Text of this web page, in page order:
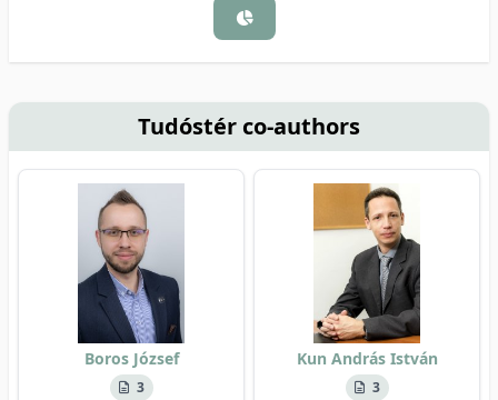
Tudóstér co-authors
Boros József
3
Kun András István
3